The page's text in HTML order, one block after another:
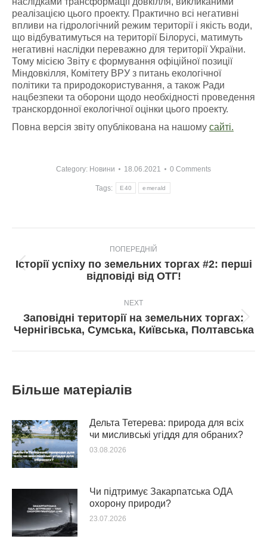
реалізацією цього проекту. Практично всі негативні
впливи на гідрологічний режим території і якість води,
що відбуватимуться на території Білорусі, матимуть
негативні наслідки переважно для території України.
Тому місією Звіту є формування офіційної позиції
Міндовкілля, Комітету ВРУ з питань екологічної
політики та природокористування, а також Ради
нацбезпеки та оборони щодо необхідності проведення
транскордонної екологічної оцінки цього проекту.
Повна версія звіту опублікована на нашому сайті.
Category: Новини 18.06.2021 0 Comments
Tags: E40 emerald
navigation
ПОПЕРЕДНІЙ
Попередній
пост:
Історії успіху по земельних торгах #2: перші
відповіді від ОТГ!
NEXT
Next
post:
Заповідні території на земельних торгах:
Чернігівська, Сумська, Київська, Полтавська
Більше матеріалів
Дельта Тетерева: природа для всіх
чи мисливські угіддя для обраних?
03.08.2026
Чи підтримує Закарпатська ОДА
охорону природи?
23.07.2026